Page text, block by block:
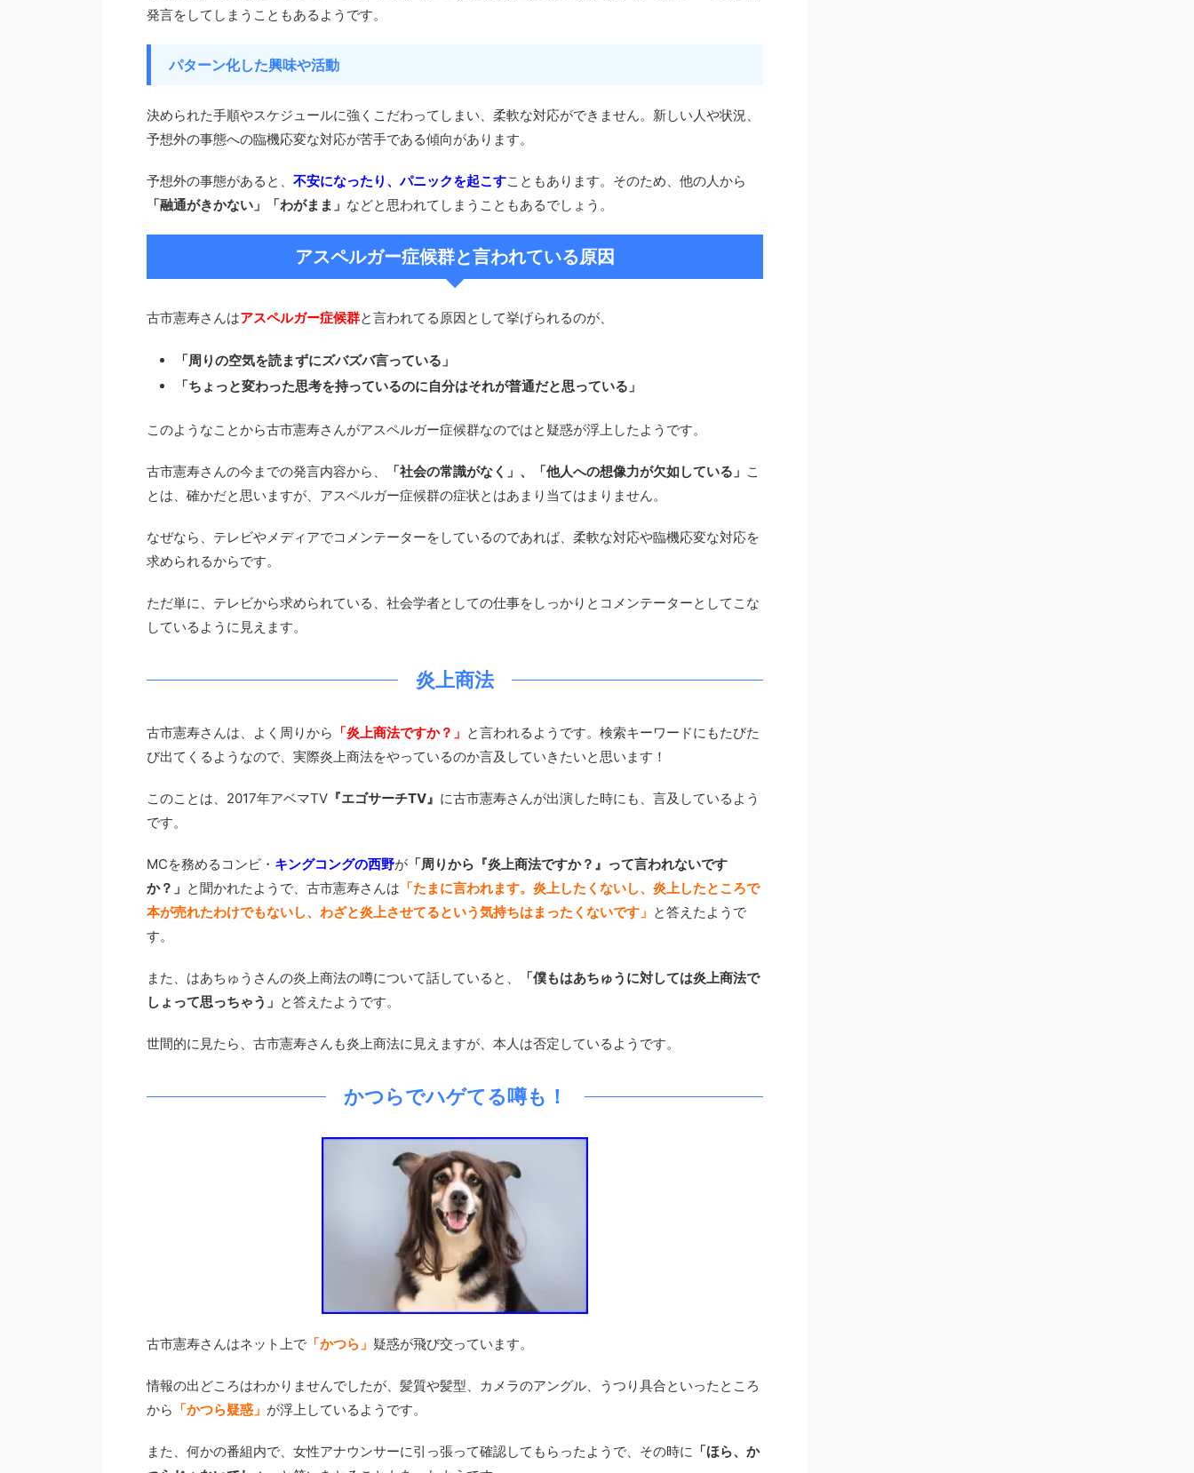
発言をしてしまうこともあるようです。
パターン化した興味や活動
決められた手順やスケジュールに強くこだわってしまい、柔軟な対応ができません。新しい人や状況、
予想外の事態への臨機応変な対応が苦手である傾向があります。
予想外の事態があると、 不安になったり、パニックを起こすこともあります。そのため、他の人から
「融通がきかない」「わがまま」 などと思われてしまうこともあるでしょう。
アスペルガー症候群と言われている原因
古市憲寿さんはアスペルガー症候群と言われてる原因として挙げられるのが、
「周りの空気を読まずにズバズバ言っている」
「ちょっと変わった思考を持っているのに自分はそれが普通だと思っている」
このようなことから古市憲寿さんがアスペルガー症候群なのではと疑惑が浮上したようです。
古市憲寿さんの今までの発言内容から、 「社会の常識がなく」、「他人への想像力が欠如している」 こ
とは、確かだと思いますが、アスペルガー症候群の症状とはあまり当てはまりません。
なぜなら、テレビやメディアでコメンテーターをしているのであれば、柔軟な対応や臨機応変な対応を
求められるからです。
ただ単に、テレビから求められている、社会学者としての仕事をしっかりとコメンテーターとしてこな
しているように見えます。
炎上商法
古市憲寿さんは、よく周りから 「炎上商法ですか？」 と言われるようです。検索キーワードにもたびた
び出てくるようなので、実際炎上商法をやっているのか言及していきたいと思います！
このことは、2017年アベマTV 『エゴサーチTV』 に古市憲寿さんが出演した時にも、言及しているよう
です。
MCを務めるコンビ・ キングコングの西野が 「周りから『炎上商法ですか？』って言われないです
か？」 と聞かれたようで、古市憲寿さんは 「たまに言われます。炎上したくないし、炎上したところで
本が売れたわけでもないし、わざと炎上させてるという気持ちはまったくないです」 と答えたようで
す。
また、はあちゅうさんの炎上商法の噂について話していると、
「僕もはあちゅうに対しては炎上商法で
しょって思っちゃう」 と答えたようです。
世間的に見たら、古市憲寿さんも炎上商法に見えますが、本人は否定しているようです。
かつらでハゲてる噂も！
古市憲寿さんはネット上で 「かつら」 疑惑が飛び交っています。
情報の出どころはわかりませんでしたが、髪質や髪型、カメラのアングル、うつり具合といったところ
から 「かつら疑惑」 が浮上しているようです。
また、何かの番組内で、女性アナウンサーに引っ張って確認してもらったようで、その時に 「ほら、か